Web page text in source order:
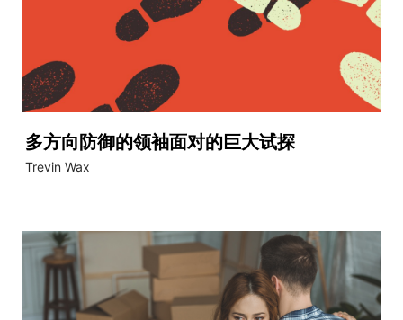
多方向防御的领袖面对的巨大试探
Trevin Wax